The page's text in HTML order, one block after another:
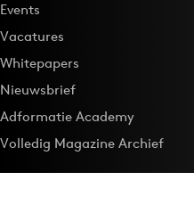
Events
Vacatures
Whitepapers
Nieuwsbrief
Adformatie Academy
Volledig Magazine Archief